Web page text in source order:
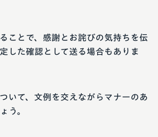
いて、文例を交えながらマナーのあ
う。
ことで、感謝とお詫びの気持ちを伝
した確認として送る場合もありま